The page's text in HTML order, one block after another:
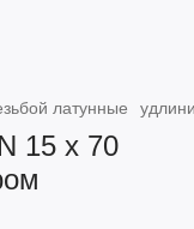
латунные
15 х 70